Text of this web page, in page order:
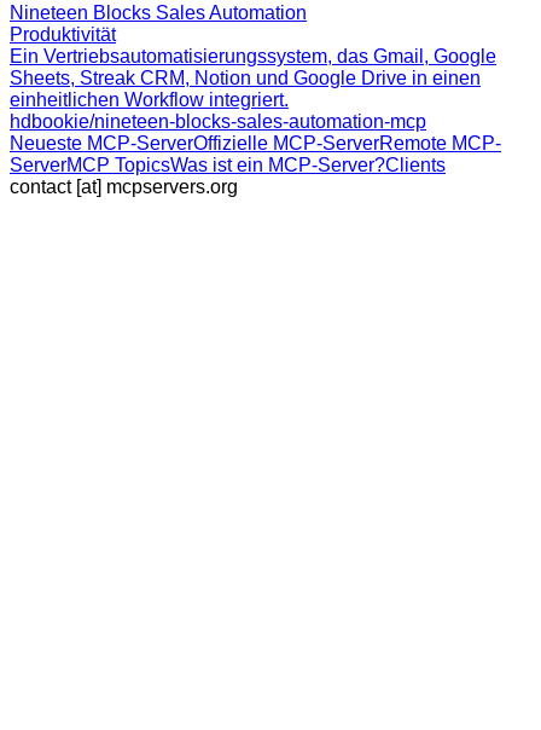
Nineteen Blocks Sales Automation
Produktivität
Ein Vertriebsautomatisierungssystem, das Gmail, Google
Sheets, Streak CRM, Notion und Google Drive in einen
einheitlichen Workflow integriert.
hdbookie/nineteen-blocks-sales-automation-mcp
Neueste MCP-ServerOffizielle MCP-ServerRemote MCP-
ServerMCP TopicsWas ist ein MCP-Server?Clients
contact [at] mcpservers.org